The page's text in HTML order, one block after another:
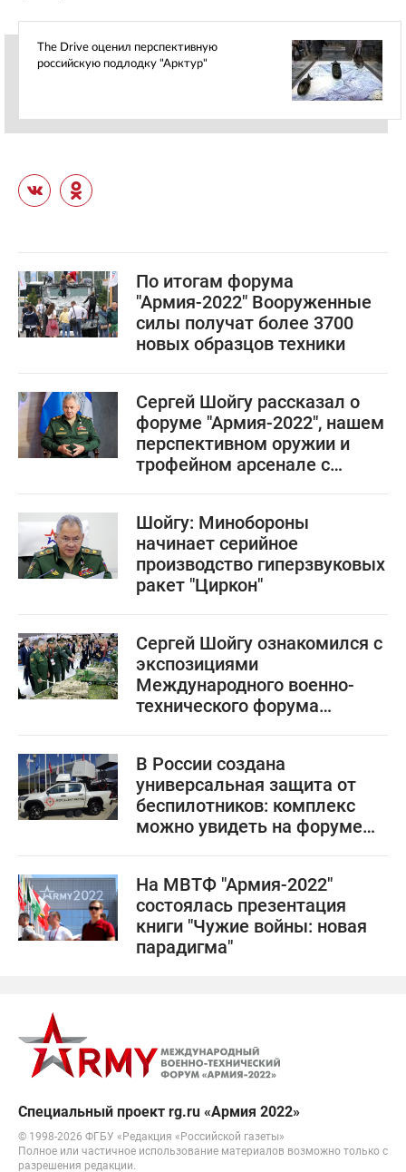
The Drive оценил перспективную
российскую подлодку "Арктур"
По итогам форума
"Армия-2022" Вооруженные
силы получат более 3700
новых образцов техники
Сергей Шойгу рассказал о
форуме "Армия-2022", нашем
перспективном оружии и
трофейном арсенале с
Шойгу: Минобороны
начинает серийное
производство гиперзвуковых
ракет "Циркон"
Сергей Шойгу ознакомился с
экспозициями
Международного военно-
технического форума
В России создана
универсальная защита от
беспилотников: комплекс
можно увидеть на форуме
На МВТФ "Армия-2022"
состоялась презентация
книги "Чужие войны: новая
парадигма"
Специальный проект rg.ru «Армия 2022»
© 1998-2026 ФГБУ «Редакция «Российской газеты»
Полное или частичное использование материалов возможно только с
разрешения редакции.